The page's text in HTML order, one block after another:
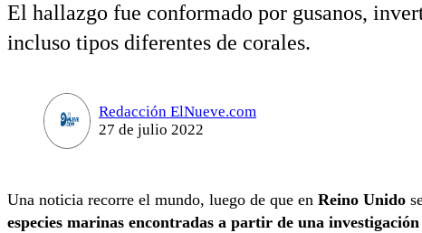
El hallazgo fue conformado por gusanos,
incluso tipos diferentes de corales.
Redacción ElNueve.com
27 de julio 2022
Una noticia recorre el mundo, luego de que en Reino Unido
especies marinas encontradas a partir de una investigación